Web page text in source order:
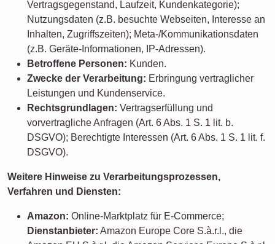
Vertragsgegenstand, Laufzeit, Kundenkategorie);
Nutzungsdaten (z.B. besuchte Webseiten, Interesse an
Inhalten, Zugriffszeiten); Meta-/Kommunikationsdaten
(z.B. Geräte-Informationen, IP-Adressen).
Betroffene Personen: Kunden.
Zwecke der Verarbeitung: Erbringung vertraglicher
Leistungen und Kundenservice.
Rechtsgrundlagen: Vertragserfüllung und
vorvertragliche Anfragen (Art. 6 Abs. 1 S. 1 lit. b.
DSGVO); Berechtigte Interessen (Art. 6 Abs. 1 S. 1 lit. f.
DSGVO).
Weitere Hinweise zu Verarbeitungsprozessen,
Verfahren und Diensten:
Amazon: Online-Marktplatz für E-Commerce;
Dienstanbieter: Amazon Europe Core S.à.r.l., die